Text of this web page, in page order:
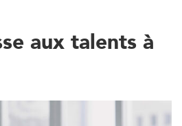
aux talents à